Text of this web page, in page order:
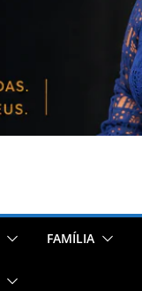
FAMÍLIA